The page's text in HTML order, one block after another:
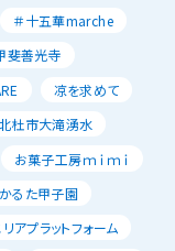
＃十五華marche
斐善光寺
凉を求めて
杜市大滝湧水
お菓子工房ｍｉｍｉ
かるた甲子園
アプラットフォーム